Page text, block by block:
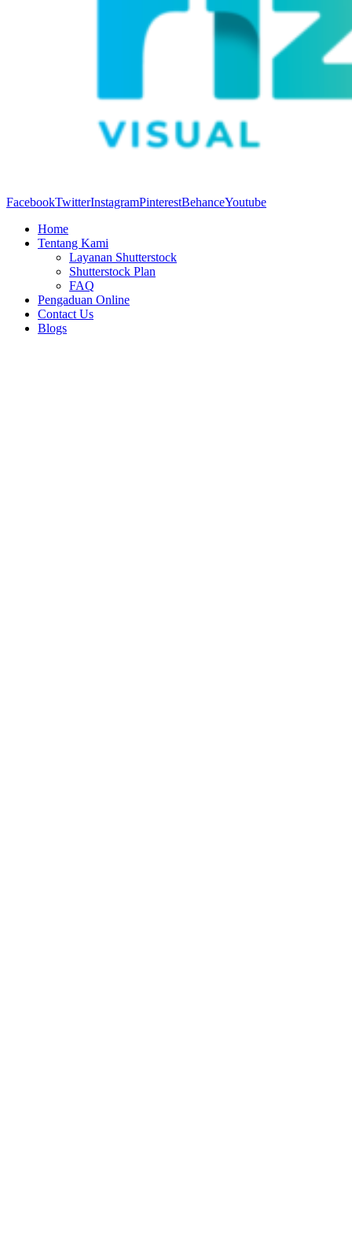
FacebookTwitterInstagramPinterestBehanceYoutube
Home
Tentang Kami
Layanan Shutterstock
Shutterstock Plan
FAQ
Pengaduan Online
Contact Us
Blogs